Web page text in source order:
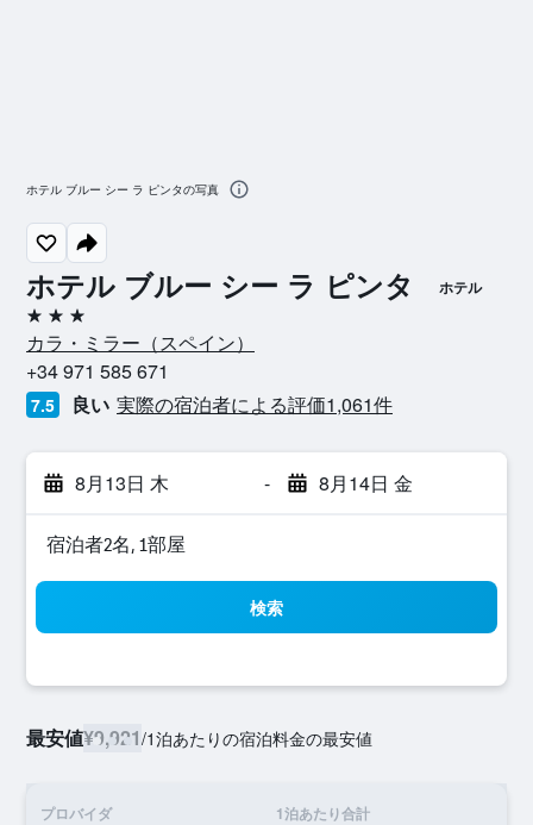
ホテル ブルー シー ラ ピンタ ホテル
3つ星
カラ・ミラー​（スペイン​）​
+34 971 585 671
7.5 良い 実際の宿泊者による評価1,061​件
8月13日 木 - 8月14日 金
宿泊者2名, 1​部屋
検索
最安値¥9,921/1泊あたりの宿泊料金の最安値
プロバイダ 1泊あたり合計
ホテル ブルー シー ラ ピンタの写真